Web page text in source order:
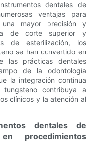
dentales de
ventajas para
mayor precisión y
de corte superior y
de esterilización, los
se han convertido en
las prácticas dentales
de la odontología
la integración continua
contribuya a
clínicos y la atención al
dentales de
procedimientos